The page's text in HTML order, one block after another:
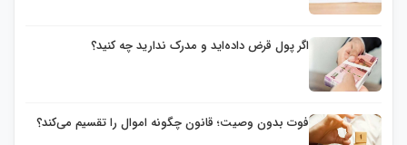
اگر پول قرض داده‌اید و مدرک ندارید چه کنید؟
فوت بدون وصیت؛ قانون چگونه اموال را تقسیم می‌کند؟